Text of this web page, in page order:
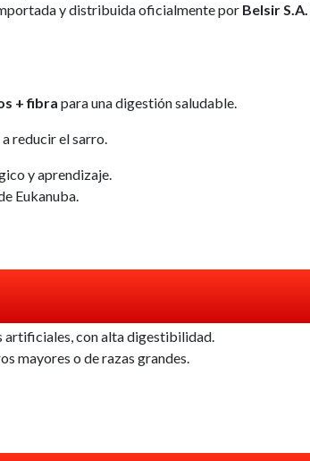
y distribuida oficialmente por Belsir S.A.
+ fibra para una digestión saludable.
reducir el sarro.
y aprendizaje.
Eukanuba.
artificiales, con alta digestibilidad.
mayores o de razas grandes.